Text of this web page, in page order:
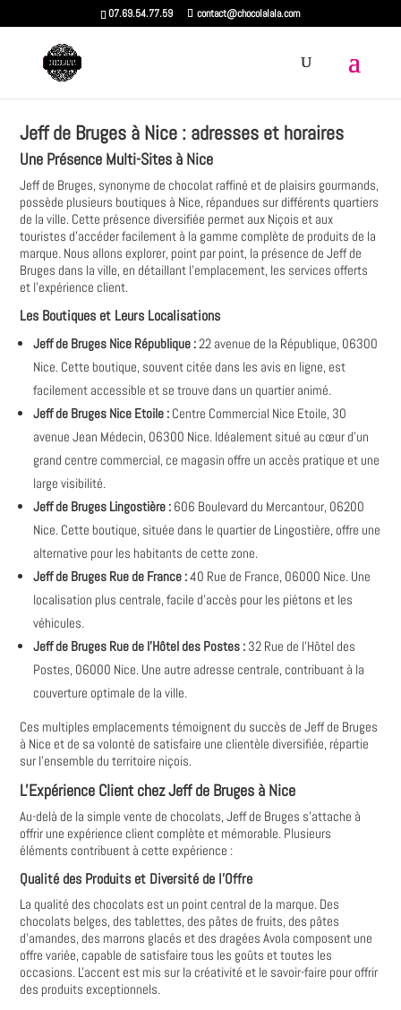
07.69.54.77.59 contact@chocolalala.com
Jeff de Bruges à Nice : adresses et horaires
Une Présence Multi-Sites à Nice
Jeff de Bruges, synonyme de chocolat raffiné et de plaisirs gourmands,
possède plusieurs boutiques à Nice, répandues sur différents quartiers
de la ville. Cette présence diversifiée permet aux Niçois et aux
touristes d'accéder facilement à la gamme complète de produits de la
marque. Nous allons explorer, point par point, la présence de Jeff de
Bruges dans la ville, en détaillant l'emplacement, les services offerts
et l'expérience client.
Les Boutiques et Leurs Localisations
Jeff de Bruges Nice République :22 avenue de la République, 06300
Nice. Cette boutique, souvent citée dans les avis en ligne, est
facilement accessible et se trouve dans un quartier animé.
Jeff de Bruges Nice Etoile : Centre Commercial Nice Etoile, 30
avenue Jean Médecin, 06300 Nice. Idéalement situé au cœur d'un
grand centre commercial, ce magasin offre un accès pratique et une
large visibilité.
Jeff de Bruges Lingostière : 606 Boulevard du Mercantour, 06200
Nice. Cette boutique, située dans le quartier de Lingostière, offre une
alternative pour les habitants de cette zone.
Jeff de Bruges Rue de France :40 Rue de France, 06000 Nice. Une
localisation plus centrale, facile d'accès pour les piétons et les
véhicules.
Jeff de Bruges Rue de l'Hôtel des Postes : 32 Rue de l'Hôtel des
Postes, 06000 Nice. Une autre adresse centrale, contribuant à la
couverture optimale de la ville.
Ces multiples emplacements témoignent du succès de Jeff de Bruges
à Nice et de sa volonté de satisfaire une clientèle diversifiée, répartie
sur l'ensemble du territoire niçois.
L'Expérience Client chez Jeff de Bruges à Nice
Au-delà de la simple vente de chocolats, Jeff de Bruges s'attache à
offrir une expérience client complète et mémorable. Plusieurs
éléments contribuent à cette expérience :
Qualité des Produits et Diversité de l'Offre
La qualité des chocolats est un point central de la marque. Des
chocolats belges, des tablettes, des pâtes de fruits, des pâtes
d'amandes, des marrons glacés et des dragées Avola composent une
offre variée, capable de satisfaire tous les goûts et toutes les
occasions. L'accent est mis sur la créativité et le savoir-faire pour offrir
des produits exceptionnels.